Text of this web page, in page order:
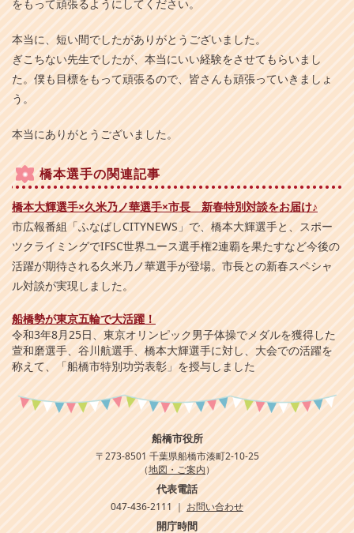
をもって頑張るようにしてください。
本当に、短い間でしたがありがとうございました。
ぎこちない先生でしたが、本当にいい経験をさせてもらいまし
た。僕も目標をもって頑張るので、皆さんも頑張っていきましょ
う。
本当にありがとうございました。
橋本選手の関連記事
橋本大輝選手×久米乃ノ華選手×市長 新春特別対談をお届け♪
市広報番組「ふなばしCITYNEWS」で、橋本大輝選手と、スポー
ツクライミングでIFSC世界ユース選手権2連覇を果たすなど今後の
活躍が期待される久米乃ノ華選手が登場。市長との新春スペシャ
ル対談が実現しました。
船橋勢が東京五輪で大活躍！
令和3年8月25日、東京オリンピック男子体操でメダルを獲得した
萱和磨選手、谷川航選手、橋本大輝選手に対し、大会での活躍を
称えて、「船橋市特別功労表彰」を授与しました
船橋市役所
〒273-8501 千葉県船橋市湊町2-10-25
（地図・ご案内）
代表電話
047-436-2111 ｜ お問い合わせ
開庁時間